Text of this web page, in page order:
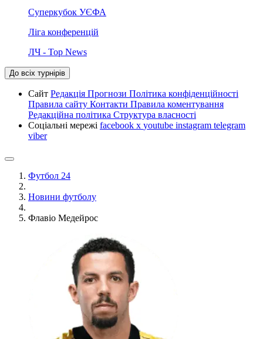
Суперкубок УЄФА
Ліга конференцій
ЛЧ - Top News
До всіх турнірів
Сайт Редакція Прогнози Політика конфіденційності
Правила сайту Контакти Правила коментування
Редакційна політика Структура власності
Соціальні мережі facebook x youtube instagram telegram
viber
Футбол 24
Новини футболу
Флавіо Медейрос